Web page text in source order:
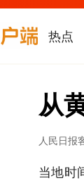
热点
从
人民日报
当地时